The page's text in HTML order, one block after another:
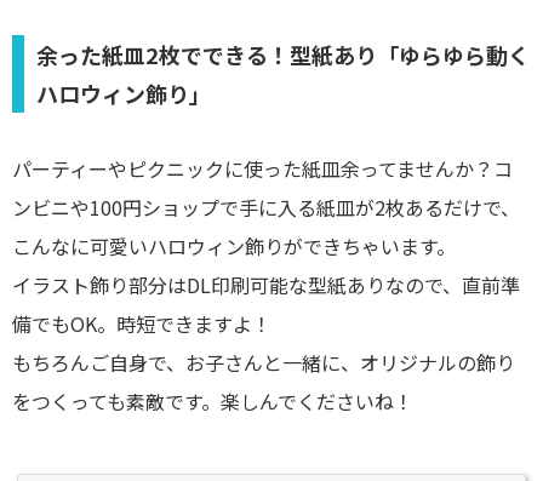
余った紙皿2枚でできる！型紙あり「ゆらゆら動く
ハロウィン飾り」
パーティーやピクニックに使った紙皿余ってませんか？コ
ンビニや100円ショップで手に入る紙皿が2枚あるだけで、
こんなに可愛いハロウィン飾りができちゃいます。
イラスト飾り部分はDL印刷可能な型紙ありなので、直前準
備でもOK。時短できますよ！
もちろんご自身で、お子さんと一緒に、オリジナルの飾り
をつくっても素敵です。楽しんでくださいね！